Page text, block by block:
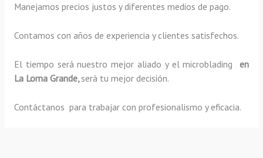
Manejamos precios justos y diferentes medios de pago.
Contamos con años de experiencia y clientes satisfechos.
El tiempo será nuestro mejor aliado y elmicroblading en
La Loma Grande, será tu mejor decisión.
Contáctanos para trabajar con profesionalismo y eficacia.